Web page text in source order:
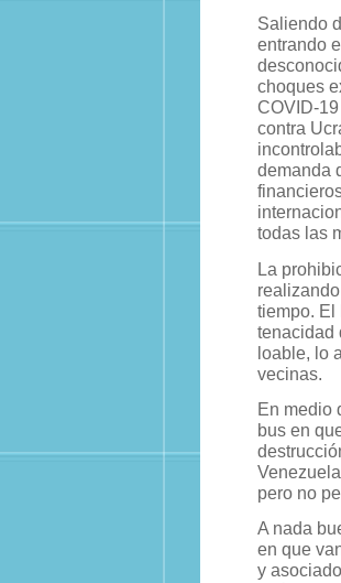
Saliendo
entrando
choques
COVID-
contra
demanda
todas las
La
tiempo. El
tenacidad
loable, lo
vecinas.
En medio
bus en
pero no
A nada
en que
y